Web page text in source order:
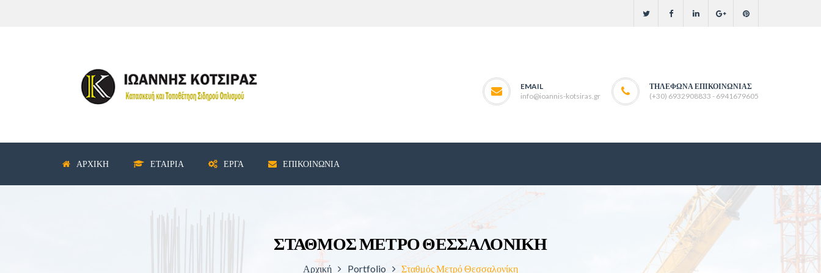
EMAIL
info@ioannis-kotsiras.gr
ΤΗΛΈΦΩΝΑ ΕΠΙΚΟΙΝΩΝΊΑΣ
(+30) 6932908833 - 6941679605
ΑΡΧΙΚΉ ΕΤΑΙΡΊΑ ΈΡΓΑ ΕΠΙΚΟΙΝΩΝΊΑ
ΣΤΑΘΜΌΣ ΜΕΤΡΌ ΘΕΣΣΑΛΟΝΊΚΗ
Αρχική Portfolio Σταθμός Μετρό Θεσσαλονίκη